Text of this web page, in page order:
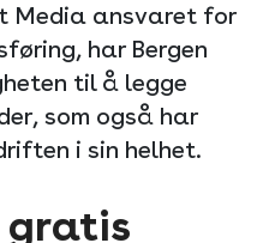
Media ansvaret for
har Bergen
til å legge
som også har
i sin helhet.
gratis